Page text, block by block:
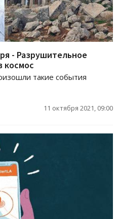
- Разрушительное
космос
такие события
11 октября 2021, 09:00